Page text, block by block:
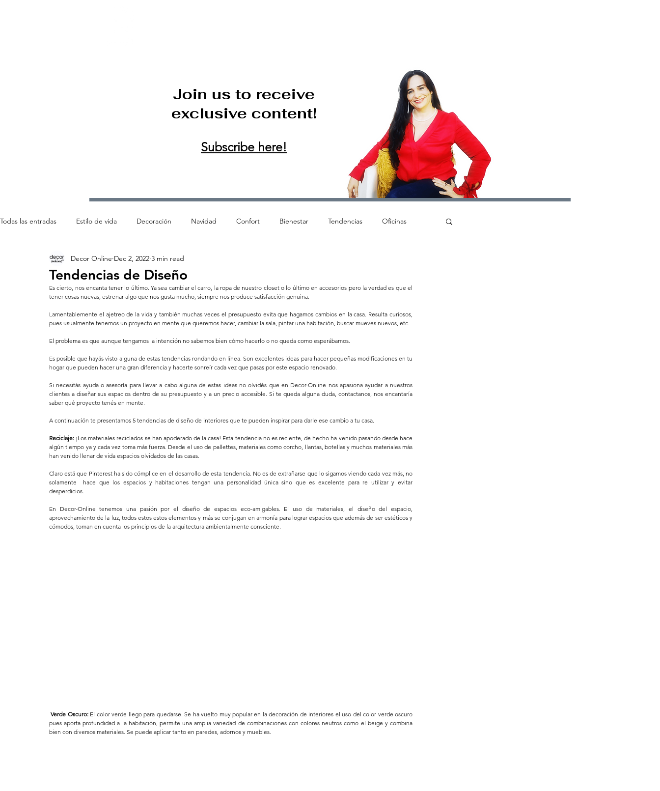
Join us to receive
exclusive content!
Subscribe here!
Todas las entradas Estilo de vida Decoración Navidad Confort Bienestar Tendencias Oficinas
Cine en casa Mobiliario de diseñador
Tendencias de Diseño
Decor Online Dec 2, 2022 3 min read
Es cierto, nos encanta tener lo último. Ya sea cambiar el carro, la ropa de nuestro closet o lo último en accesorios pero la verdad es que el
tener cosas nuevas, estrenar algo que nos gusta mucho, siempre nos produce satisfacción genuina.
Lamentablemente el ajetreo de la vida y también muchas veces el presupuesto evita que hagamos cambios en la casa. Resulta curiosos,
pues usualmente tenemos un proyecto en mente que queremos hacer, cambiar la sala, pintar una habitación, buscar mueves nuevos, etc.
El problema es que aunque tengamos la intención no sabemos bien cómo hacerlo o no queda como esperábamos.
Es posible que hayás visto alguna de estas tendencias rondando en línea. Son excelentes ideas para hacer pequeñas modificaciones en tu
hogar que pueden hacer una gran diferencia y hacerte sonreír cada vez que pasas por este espacio renovado.
Si necesitás ayuda o asesoría para llevar a cabo alguna de estas ideas no olvidés que en Decor-Online nos apasiona ayudar a nuestros
clientes a diseñar sus espacios dentro de su presupuesto y a un precio accesible. Si te queda alguna duda, contactanos, nos encantaría
saber qué proyecto tenés en mente.
A continuación te presentamos 5 tendencias de diseño de interiores que te pueden inspirar para darle ese cambio a tu casa.
Reciclaje: ¡Los materiales reciclados se han apoderado de la casa! Esta tendencia no es reciente, de hecho ha venido pasando desde hace
algún tiempo ya y cada vez toma más fuerza. Desde el uso de pallettes, materiales como corcho, llantas, botellas y muchos materiales más
han venido llenar de vida espacios olvidados de las casas.
Claro está que Pinterest ha sido cómplice en el desarrollo de esta tendencia. No es de extrañarse que lo sigamos viendo cada vez más, no
solamente  hace que los espacios y habitaciones tengan una personalidad única sino que es excelente para re utilizar y evitar
desperdicios.
En Decor-Online tenemos una pasión por el diseño de espacios eco-amigables. El uso de materiales, el diseño del espacio,
aprovechamiento de la luz, todos estos estos elementos y más se conjugan en armonía para lograr espacios que además de ser estéticos y
cómodos, toman en cuenta los principios de la arquitectura ambientalmente consciente.
Verde Oscuro: El color verde llego para quedarse. Se ha vuelto muy popular en la decoración de interiores el uso del color verde oscuro
pues aporta profundidad a la habitación, permite una amplia variedad de combinaciones con colores neutros como el beige y combina
bien con diversos materiales. Se puede aplicar tanto en paredes, adornos y muebles.